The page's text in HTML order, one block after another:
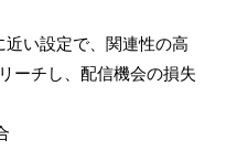
い設定で、関連性の高
ーチし、配信機会の損失